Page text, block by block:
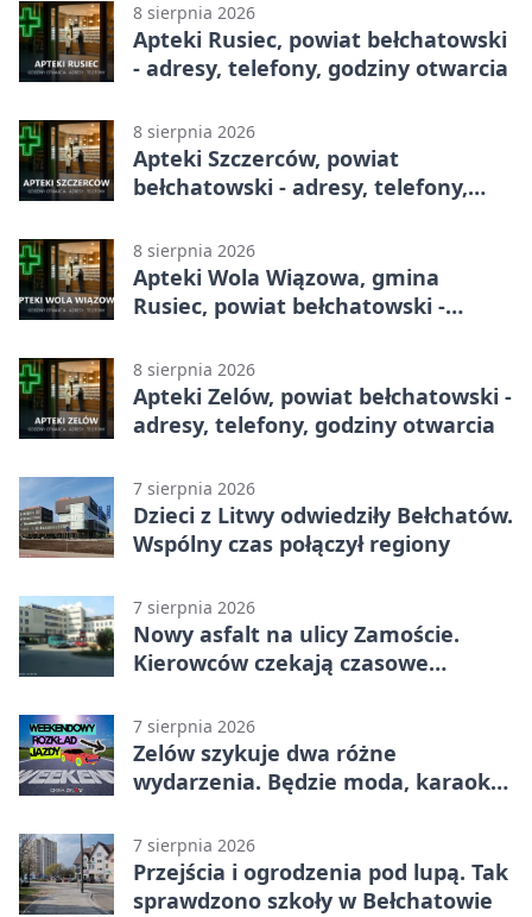
8 sierpnia 2026
Apteki Rusiec, powiat bełchatowski
- adresy, telefony, godziny otwarcia
8 sierpnia 2026
Apteki Szczerców, powiat
bełchatowski - adresy, telefony,
8 sierpnia 2026
Apteki Wola Wiązowa, gmina
Rusiec, powiat bełchatowski -
8 sierpnia 2026
Apteki Zelów, powiat bełchatowski -
adresy, telefony, godziny otwarcia
7 sierpnia 2026
Dzieci z Litwy odwiedziły Bełchatów.
Wspólny czas połączył regiony
7 sierpnia 2026
Nowy asfalt na ulicy Zamoście.
Kierowców czekają czasowe
7 sierpnia 2026
Zelów szykuje dwa różne
wydarzenia. Będzie moda, karaoke
7 sierpnia 2026
Przejścia i ogrodzenia pod lupą. Tak
sprawdzono szkoły w Bełchatowie